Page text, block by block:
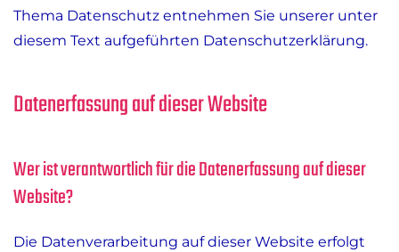
Thema Datenschutz entnehmen Sie unserer unter
diesem Text aufgeführten Datenschutzerklärung.
Datenerfassung auf dieser Website
Wer ist verantwortlich für die Datenerfassung auf dieser
Website?
Die Datenverarbeitung auf dieser Website erfolgt